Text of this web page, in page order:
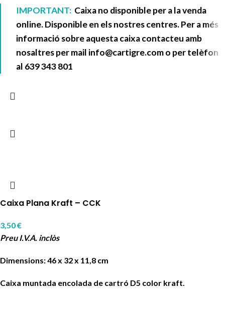
IMPORTANT: Caixa no disponible per a la venda
online. Disponible en els nostres centres. Per a més
informació sobre aquesta caixa contacteu amb
nosaltres per mail info@cartigre.como per telèfon
al 639 343 801
Caixa Plana Kraft – CCK
3,50€
Preu I.V.A. inclòs
Dimensions: 46 x 32 x 11,8 cm
Caixa muntada encolada de cartró D5 color kraft.